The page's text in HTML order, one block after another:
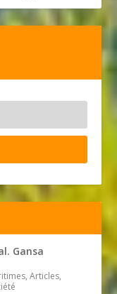
Gansa
Articles,